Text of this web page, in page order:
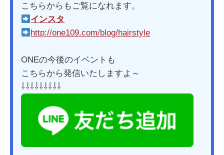
こちらからもご覧になれます。
インスタ
http://one109.com/blog/hairstyle
ONEの今後のイベントも
こちらから発信いたしますよ～
⇩⇩⇩⇩⇩⇩⇩⇩⇩